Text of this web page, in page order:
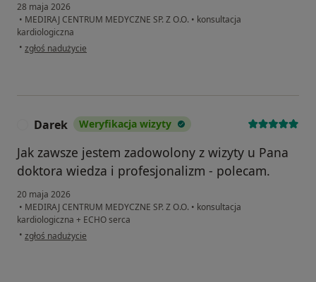
28 maja 2026
• MEDIRAJ CENTRUM MEDYCZNE SP. Z O.O. • konsultacja
kardiologiczna
• w opinii użytkownika Оксана Сологуб
zgłoś nadużycie
Darek Weryfikacja wizyty
Jak zawsze jestem zadowolony z wizyty u Pana
doktora wiedza i profesjonalizm - polecam.
20 maja 2026
• MEDIRAJ CENTRUM MEDYCZNE SP. Z O.O. • konsultacja
kardiologiczna + ECHO serca
• w opinii użytkownika Darek
zgłoś nadużycie